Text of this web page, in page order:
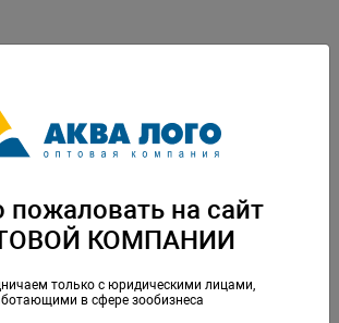
Red Sea не наносится ущерб
о данном продукте
нашем сайте в разделе
пожаловать на сайт
КОМПАНИИ
только с юридическими лицами,
в сфере зообизнеса